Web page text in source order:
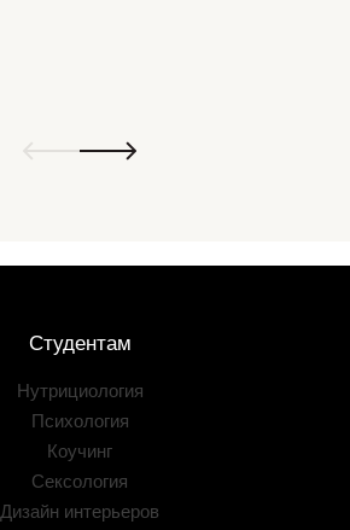
Студентам
Нутрициология
Психология
Коучинг
Сексология
Дизайн интерьеров